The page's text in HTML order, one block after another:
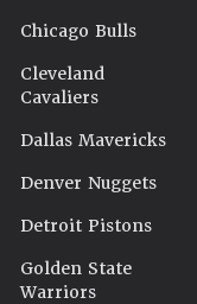
Chicago Bulls
Cleveland
Cavaliers
Dallas Mavericks
Denver Nuggets
Detroit Pistons
Golden State
Warriors